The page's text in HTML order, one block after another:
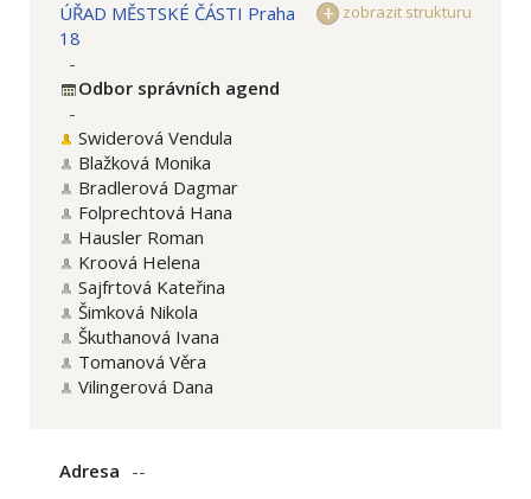
zobrazit strukturu
ÚŘAD MĚSTSKÉ ČÁSTI Praha
18
-
Odbor správních agend
-
Swiderová Vendula
Blažková Monika
Bradlerová Dagmar
Folprechtová Hana
Hausler Roman
Kroová Helena
Sajfrtová Kateřina
Šimková Nikola
Škuthanová Ivana
Tomanová Věra
Vilingerová Dana
Adresa --